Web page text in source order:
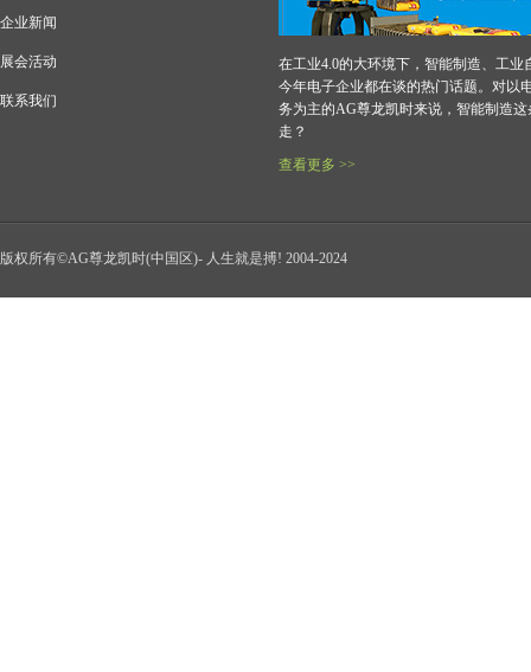
企业新闻
展会活动
联系我们
在工业4.0的大环境下，智能制造、工业
今年电子企业都在谈的热门话题。对以
务为主的AG尊龙凯时来说，智能制造这
走？
查看更多 >>
版权所有©AG尊龙凯时(中国区)- 人生就是搏! 2004-2024